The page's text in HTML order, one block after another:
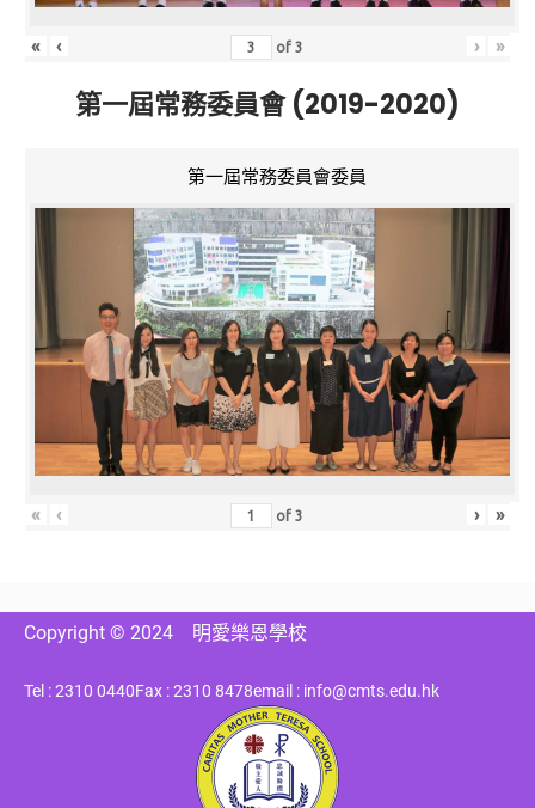
« ‹ of3 › »
第一屆常務委員會 (2019-2020)
第一屆常務委員會委員
« ‹ of3 › »
Copyright © 2024 明愛樂恩學校
Tel : 2310 0440Fax : 2310 8478email : info@cmts.edu.hk